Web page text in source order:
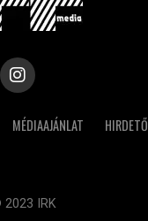
MÉDIAAJÁNLAT HIRDETŐ
IRK